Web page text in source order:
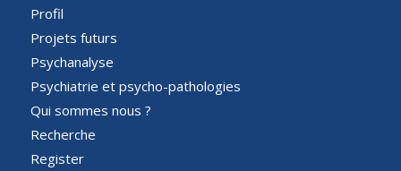
Profil
Projets futurs
Psychanalyse
Psychiatrie et psycho-pathologies
Qui sommes nous ?
Recherche
Register